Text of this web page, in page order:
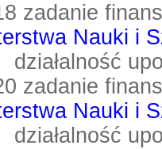
zadanie
Nauki i
działalność
zadanie
Nauki i
działalność